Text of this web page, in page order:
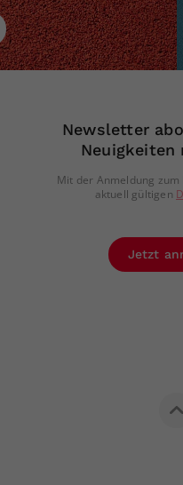
Newsletter
Neuigkeiten
Mit der Anmeldung
aktuell gültigen
Jetzt